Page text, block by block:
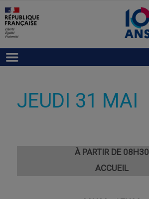
JEUDI 31 MAI
À PARTIR DE 08H30
ACCUEIL